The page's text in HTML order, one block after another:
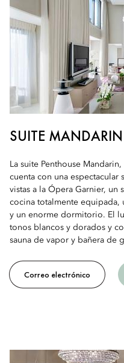
SUITE
La suite Penthouse
cuenta con una espectacular
vistas a la Ópera Garnier, un
cocina totalmente equipada,
y un enorme dormitorio. El
tonos blancos y dorados y
sauna de vapor y bañera de
Correo electrónico